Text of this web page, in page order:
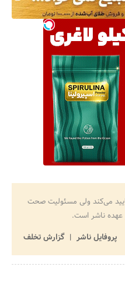
می‌کند ولی مسئولیت صحت
ناشر است.
پروفایل ناشر
گزارش تخلف